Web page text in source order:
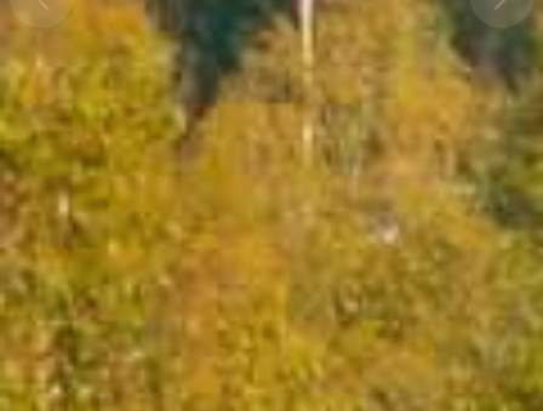
vilja att skapa en bättre framtid för
individer och lokalsamhället.
Läs mer